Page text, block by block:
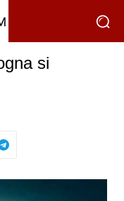
si